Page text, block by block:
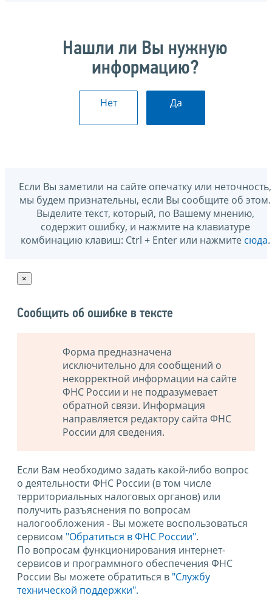
Нашли ли Вы нужную
информацию?
Нет Да
Если Вы заметили на сайте опечатку или неточность,
мы будем признательны, если Вы сообщите об этом.
Выделите текст, который, по Вашему мнению,
содержит ошибку, и нажмите на клавиатуре
комбинацию клавиш: Ctrl + Enter или нажмите сюда.
×
Сообщить об ошибке в тексте
Форма предназначена
исключительно для сообщений о
некорректной информации на сайте
ФНС России и не подразумевает
обратной связи. Информация
направляется редактору сайта ФНС
России для сведения.
Если Вам необходимо задать какой-либо вопрос
о деятельности ФНС России (в том числе
территориальных налоговых органов) или
получить разъяснения по вопросам
налогообложения - Вы можете воспользоваться
сервисом "Обратиться в ФНС России".
По вопросам функционирования интернет-
сервисов и программного обеспечения ФНС
России Вы можете обратиться в "Службу
технической поддержки".